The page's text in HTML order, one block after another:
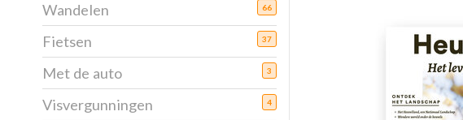
Wandelen 66
Fietsen 37
Met de auto 3
Visvergunningen 4